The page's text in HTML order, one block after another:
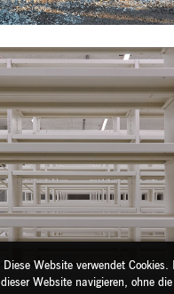
Diese Website verwendet
dieser Website navigieren, ohne